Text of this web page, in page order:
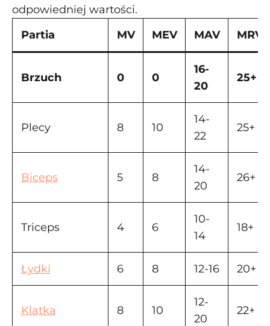
odpowiedniej wartości.
Partia
MV MEV MAV MRV
Brzuch 0 0
16-
20
25+
Plecy 8 10
14-
22
25+
Biceps 5 8
14-
20
26+
Triceps 4 6
10-
14
18+
Łydki 6 8 12-16 20+
Klatka 8 10
12-
20
22+